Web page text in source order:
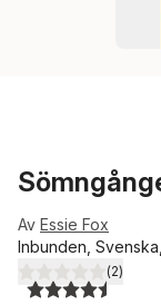
Av Essie Fox
Inbunden, Svenska,
4,5utav 5 stjärnor.
(2)